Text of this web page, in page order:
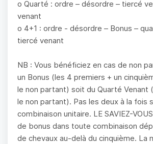
o Quarté : ordre – désordre – tiercé
venant
o 4+1 : ordre - désordre – Bonus –
tiercé venant
NB : Vous bénéficiez en cas de non
un Bonus (les 4 premiers + un
le non partant) soit du Quarté Venant
le non partant). Pas les deux à la fois
combinaison unitaire. LE SAVIEZ-
de bonus dans toute combinaison
de chevaux au-delà du cinquième. La